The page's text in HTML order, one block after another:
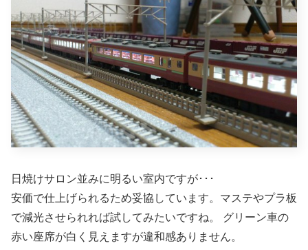
日焼けサロン並みに明るい室内ですが･･･
安価で仕上げられるため妥協しています。マステやプラ板
で減光させられれば試してみたいですね。 グリーン車の
赤い座席が白く見えますが違和感ありません。